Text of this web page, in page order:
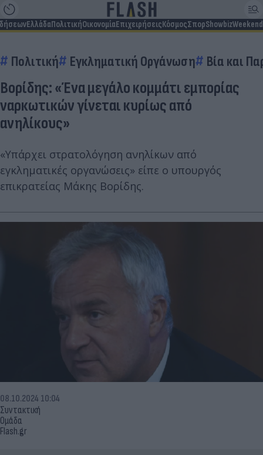
ΕλλάδαΠολιτικήΟικονομίαΕπιχειρήσειςΚόσμοςΣπορShowbizWeekend
Πολιτική Εγκληματική Οργάνωση Βία και
Βορίδης: «Ένα μεγάλο κομμάτι εμπορίας
ναρκωτικών γίνεται κυρίως από
ανηλίκους»
«Υπάρχει στρατολόγηση ανηλίκων από
εγκληματικές οργανώσεις» είπε ο υπουργός
επικρατείας Μάκης Βορίδης.
Συντακτική
Ομάδα
Flash.gr
08.10.2024 10:04